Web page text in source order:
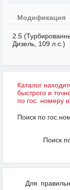
Модификация
2.5
Дизель, 109 л.с.)
Каталог
быстрого и
по гос. номеру
Поиск по
Поиск
Для